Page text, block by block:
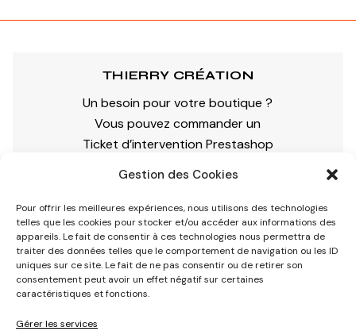
Gestion des Cookies
Pour offrir les meilleures expériences, nous utilisons des technologies
telles que les cookies pour stocker et/ou accéder aux informations des
appareils. Le fait de consentir à ces technologies nous permettra de
traiter des données telles que le comportement de navigation ou les ID
uniques sur ce site. Le fait de ne pas consentir ou de retirer son
consentement peut avoir un effet négatif sur certaines
caractéristiques et fonctions.
Gérer les services
THIERRY CRÉATION
Un besoin pour votre boutique ?
Vous pouvez commander un
Ticket d’intervention Prestashop
COORDONNÉES
12 rue Saint Roch
57350 Stiring Wendel
France